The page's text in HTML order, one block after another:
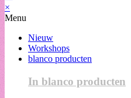
×
Menu
Nieuw
Workshops
blanco producten
In blanco producten